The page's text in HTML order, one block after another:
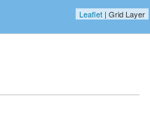
Leaflet | Grid Layer